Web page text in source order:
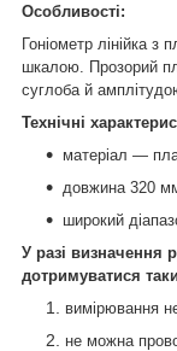
Особливості:
Гоніометр лінійка
шкалою. Прозорий
суглоба й
Технічні
матеріал —
довжина 320
широкий
У разі визначення
дотримуватися
вимірювання
не можна